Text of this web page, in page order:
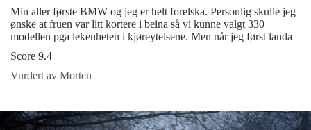
Min aller første BMW og jeg er helt forelska. Personlig skulle jeg
ønske at fruen var litt kortere i beina så vi kunne valgt 330
modellen pga lekenheten i kjøreytelsene. Men når jeg først landa
Score 9.4
Vurdert av Morten